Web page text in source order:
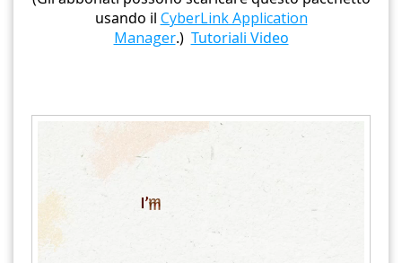
usando il CyberLink Application
Manager.) Tutoriali Video